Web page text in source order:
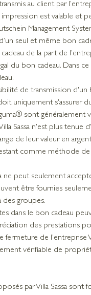
au client par
est valable et
Management
seul et même bon
de la part de
du bon cadeau. Dans
de transmission d'un
uniquement s'assurer
sont généralement
Sassa n'est plus
de leur valeur en
comme méthode
ne peut seulement
être fournies
des groupes.
dans le bon cadeau
des prestations
fermeture de
vérifiable de
par Villa Sassa sont